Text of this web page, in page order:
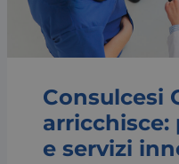
Consulcesi
e servizi
sulle pagine
per prevenire gli